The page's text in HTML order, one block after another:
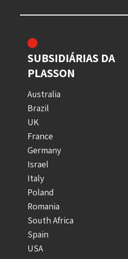
SUBSIDIÁRIAS DA
PLASSON
Australia
Brazil
UK
France
Germany
Israel
Italy
Poland
Romania
South Africa
Spain
USA